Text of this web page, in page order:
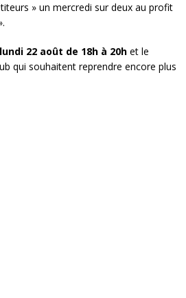
» un mercredi sur deux au profit
lundi 22 août de 18h à 20h et le
qui souhaitent reprendre encore plus